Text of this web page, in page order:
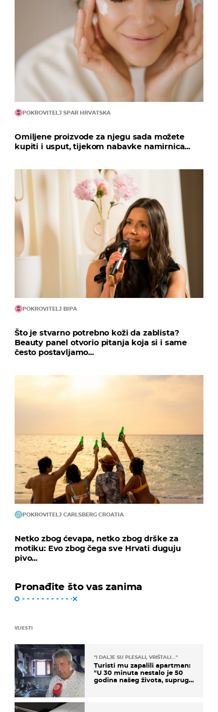
POKROVITELJ SPAR HRVATSKA
Omiljene proizvode za njegu sada možete
kupiti i usput, tijekom nabavke namirnica...
POKROVITELJ BIPA
Što je stvarno potrebno koži da zablista?
Beauty panel otvorio pitanja koja si i same
često postavljamo...
POKROVITELJ CARLSBERG CROATIA
Netko zbog ćevapa, netko zbog drške za
motiku: Evo zbog čega sve Hrvati duguju
pivo...
Pronađite što vas zanima
VIJESTI
"I DALJE SU PLESALI, VRIŠTALI..."
Turisti mu zapalili apartman:
"U 30 minuta nestalo je 50
godina našeg života, supruga